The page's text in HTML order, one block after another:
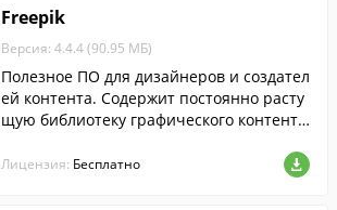
Freepik
Версия: 4.4.4 (90.95 МБ)
Полезное ПО для дизайнеров и создател
ей контента. Содержит постоянно расту
щую библиотеку графического контент
шаблонов, для использования в ваших п
Лицензия: Бесплатно